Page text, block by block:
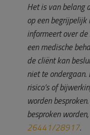
Het is van belang
op een
informeert over
een medische
de cliënt kan
niet te
risico’s of
worden
besproken
26441/28917.